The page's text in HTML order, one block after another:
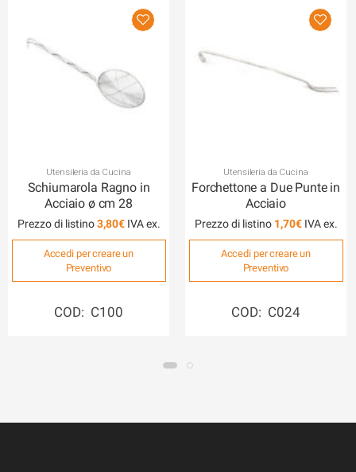
Utensileria da Cucina
Schiumarola Ragno in
Acciaio ø cm 28
Prezzo di listino3,80€
Accedi per creare un
Preventivo
COD: C100
Utensileria da Cucina
Forchettone a Due Punte in
Acciaio
Prezzo di listino 1,70€
Accedi per creare un
Preventivo
COD: C024